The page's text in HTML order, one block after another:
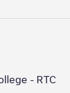
- RTC